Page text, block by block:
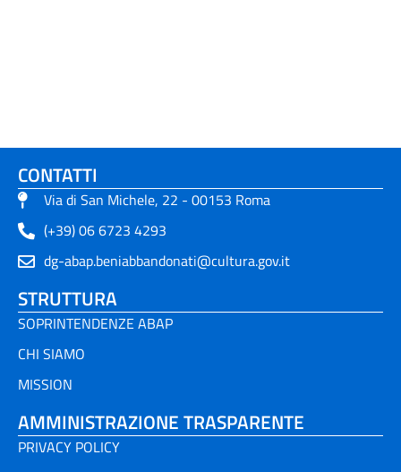
CONTATTI
Via di San Michele, 22 - 00153 Roma
(+39) 06 6723 4293
dg-abap.beniabbandonati@cultura.gov.it
STRUTTURA
SOPRINTENDENZE ABAP
CHI SIAMO
MISSION
AMMINISTRAZIONE TRASPARENTE
PRIVACY POLICY